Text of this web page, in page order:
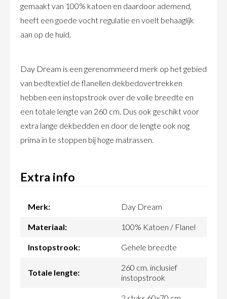
gemaakt van 100% katoen en daardoor ademend,
heeft een goede vocht regulatie en voelt behaaglijk
aan op de huid.
Day Dream is een gerenommeerd merk op het gebied
van bedtextiel de flanellen dekbedovertrekken
hebben een instopstrook over de volle breedte en
een totale lengte van 260 cm. Dus ook geschikt voor
extra lange dekbedden en door de lengte ook nog
prima in te stoppen bij hoge matrassen.
Extra info
Merk: Day Dream
Materiaal: 100% Katoen / Flanel
Instopstrook: Gehele breedte
Totale lengte:
260 cm. inclusief
instopstrook